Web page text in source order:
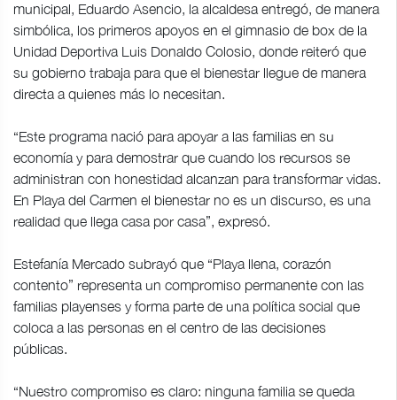
municipal, Eduardo Asencio, la alcaldesa entregó, de manera
simbólica, los primeros apoyos en el gimnasio de box de la
Unidad Deportiva Luis Donaldo Colosio, donde reiteró que
su gobierno trabaja para que el bienestar llegue de manera
directa a quienes más lo necesitan.
“Este programa nació para apoyar a las familias en su
economía y para demostrar que cuando los recursos se
administran con honestidad alcanzan para transformar vidas.
En Playa del Carmen el bienestar no es un discurso, es una
realidad que llega casa por casa”, expresó.
Estefanía Mercado subrayó que “Playa llena, corazón
contento” representa un compromiso permanente con las
familias playenses y forma parte de una política social que
coloca a las personas en el centro de las decisiones
públicas.
“Nuestro compromiso es claro: ninguna familia se queda